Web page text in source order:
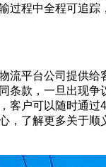
过程中全程可追踪
流平台公司提供给
条款，一旦出现争
客户可以随时通过
，了解更多关于顺